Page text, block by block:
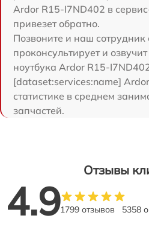
Ardor R15-I7ND402 в
привезет обратно.
Позвоните и наш
проконсультирует и
ноутбука Ardor R15-
[dataset:services:name]
статистике в среднем
запчастей.
Отзывы
4.91799 отзывов 5358